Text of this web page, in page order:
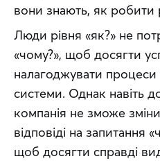
вони знають, як робити
Люди рівня «як?» не
«чому?», щоб досягти
налагоджувати процеси
системи. Однак навіть
компанія не зможе
відповіді на запитання
щоб досягти справді